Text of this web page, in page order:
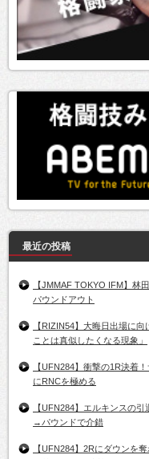
最近の投稿
【JMMAF TOKYO IFM】林
パウンドアウト
【RIZIN54】大晦日出場に
ことは真似したくなる現象」
【UFN284】衝撃の1R決着
にRNCを極める
【UFN284】エルキンスの
→パウンドで介錯
【UFN284】2Rにダウンを